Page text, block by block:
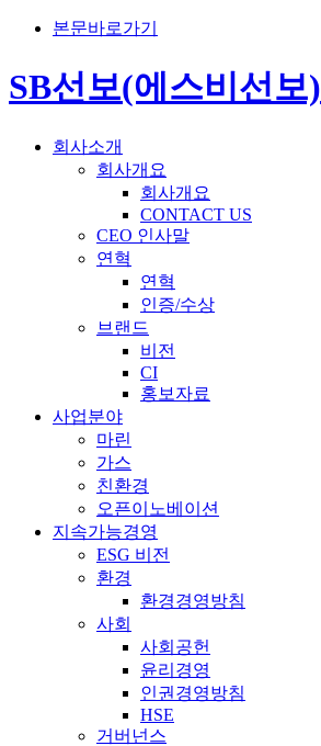
본문바로가기
SB선보(에스비선보)
회사소개
회사개요
회사개요
CONTACT US
CEO 인사말
연혁
연혁
인증/수상
브랜드
비전
CI
홍보자료
사업분야
마린
가스
친환경
오픈이노베이션
지속가능경영
ESG 비전
환경
환경경영방침
사회
사회공헌
윤리경영
인권경영방침
HSE
거버넌스